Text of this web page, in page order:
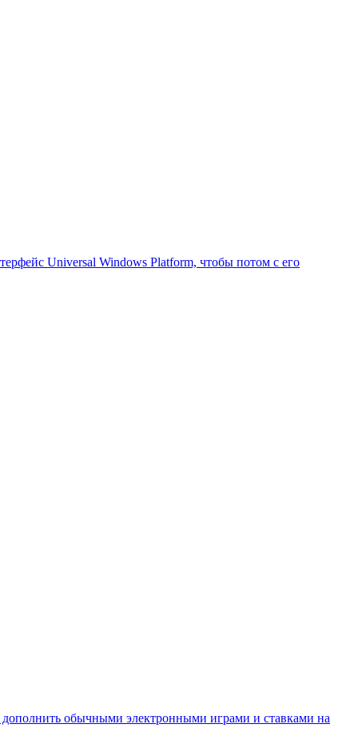
Universal Windows Platform, чтобы потом с его
дополнить обычными электронными играми и ставками на